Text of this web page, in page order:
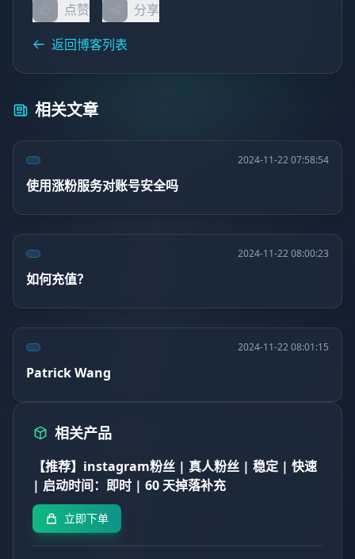
点赞
分享
返回博客列表
相关文章
2024-11-22 07:58:54
使用涨粉服务对账号安全吗
2024-11-22 08:00:23
如何充值？
2024-11-22 08:01:15
Patrick Wang
相关产品
【推荐】instagram粉丝 | 真人粉丝 | 稳定 | 快速
| 启动时间：即时 | 60 天掉落补充
立即下单